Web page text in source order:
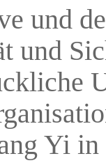
und
und
Yi